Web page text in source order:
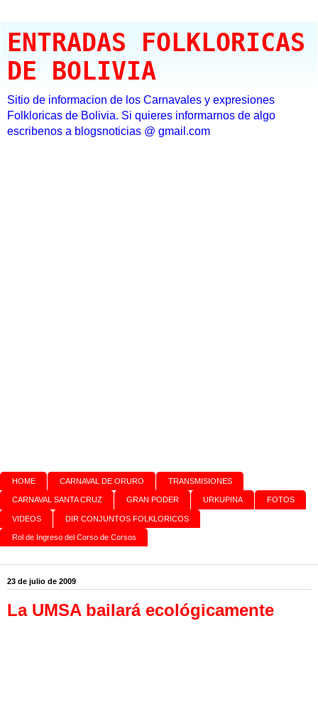
ENTRADAS FOLKLORICAS
DE BOLIVIA
Sitio de informacion de los Carnavales y expresiones
Folkloricas de Bolivia. Si quieres informarnos de algo
escribenos a blogsnoticias @ gmail.com
HOME CARNAVAL DE ORURO TRANSMISIONES
CARNAVAL SANTA CRUZ GRAN PODER URKUPINA FOTOS
VIDEOS DIR CONJUNTOS FOLKLORICOS
Rol de Ingreso del Corso de Corsos
23 de julio de 2009
La UMSA bailará ecológicamente